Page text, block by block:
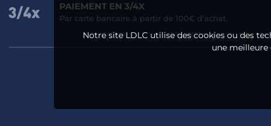
PAIEMENT EN 3/4X
Par carte bancaire à partir de 100€ d'achat.
Notre site LDLC utilise des cookies ou des
une meilleure